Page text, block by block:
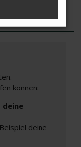
können:
deine
deine